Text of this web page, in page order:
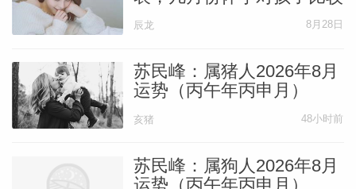
好
辰龙 8月28日
苏民峰：属猪人2026年8月
运势（丙午年丙申月）
亥猪 48小时前
苏民峰：属狗人2026年8月
运势（丙午年丙申月）